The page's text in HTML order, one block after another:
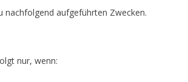
aufgeführten Zwecken.
nur, wenn: